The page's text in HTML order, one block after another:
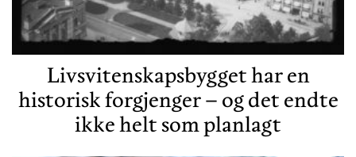
Livsvitenskapsbygget har en
historisk forgjenger – og det endte
ikke helt som planlagt